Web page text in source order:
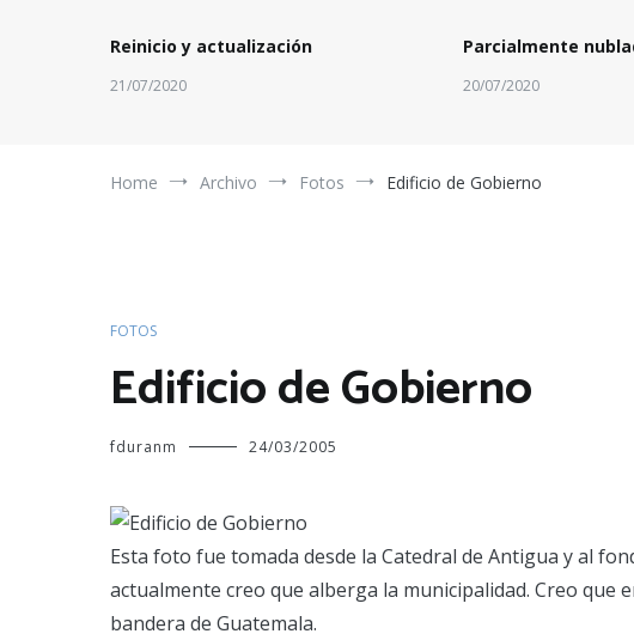
Reinicio y actualización
21/07/2020
Parcialmente
20/07/2020
Home Archivo Fotos Edificio de Gobierno
FOTOS
Edificio de Gobierno
fduranm 24/03/2005
Esta foto fue tomada desde la Catedral de Antigua y al
actualmente creo que alberga la municipalidad. Creo que
bandera de Guatemala.